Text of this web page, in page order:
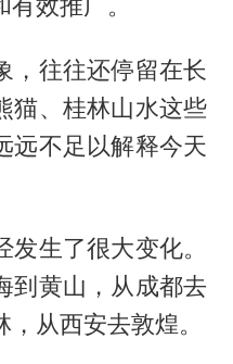
效推广。
，往往还停留在长
猫、桂林山水这些
远不足以解释今天
生了很大变化。
到黄山，从成都去
从西安去敦煌。